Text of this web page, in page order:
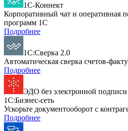
1С-Коннект
Корпоративный чат и оперативная
программ 1С
Подробнее
1С:Сверка 2.0
Автоматическая сверка счетов-
Подробнее
ЭДО без электронной подписи
1С:Бизнес-сеть
Ускорьте документооборот с
Подробнее